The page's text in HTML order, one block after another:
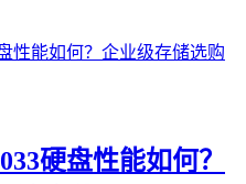
硬盘性能如何？